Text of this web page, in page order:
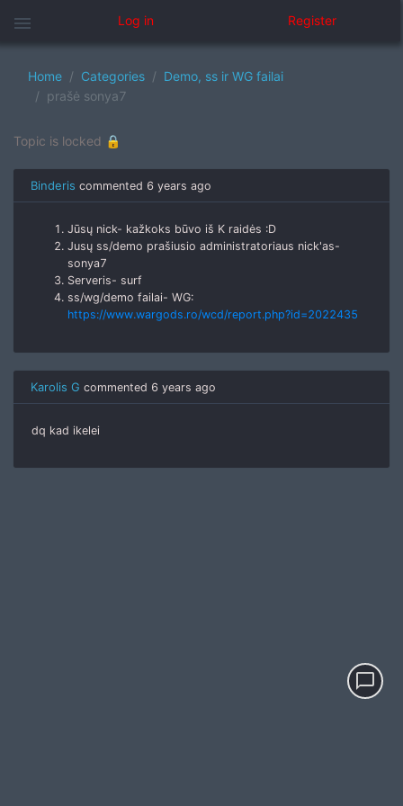
menu Log in Register
Home Categories
Demo, ss ir WG failai
prašė sonya7
Topic is locked 🔒
Binderis commented 6 years ago
Jūsų nick- kažkoks būvo iš K raidės :D
Jusų ss/demo prašiusio administratoriaus nick'as-
sonya7
Serveris- surf
ss/wg/demo failai- WG:
https://www.wargods.ro/wcd/report.php?id=2022435
Karolis G commented 6 years ago
dq kad ikelei
chat_bubble_outline